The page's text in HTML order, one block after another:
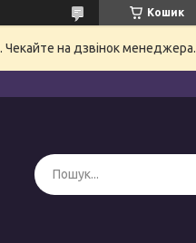
Кошик
Чекайте на дзвінок менеджера.